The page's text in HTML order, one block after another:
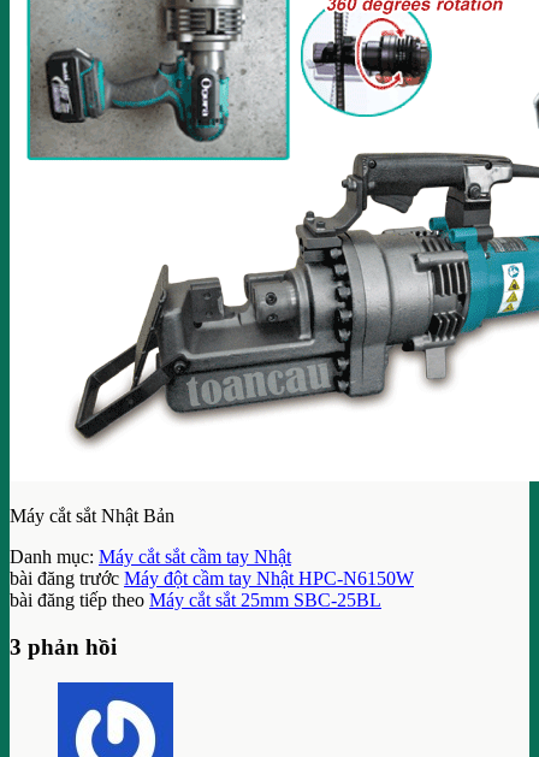
Máy cắt sắt Nhật Bản
Danh mục: Máy cắt sắt cầm tay Nhật
bài đăng trước Máy đột cầm tay Nhật HPC-N6150W
bài đăng tiếp theo Máy cắt sắt 25mm SBC-25BL
3 phản hồi